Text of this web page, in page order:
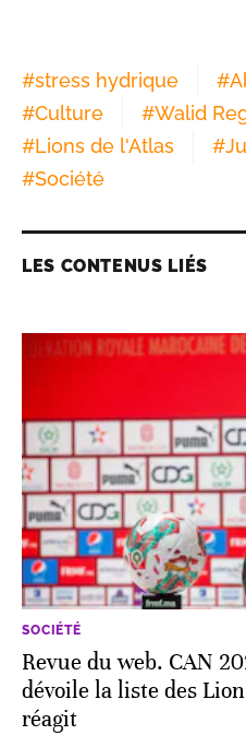
#stress hydrique #
#Culture #Walid
#Lions de l'Atlas #
#Société
LES CONTENUS LIÉS
SOCIÉTÉ
Revue du web. CAN
dévoile la liste des
réagit